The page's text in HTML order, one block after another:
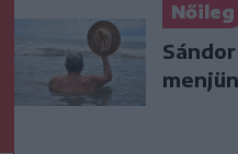
Nőileg